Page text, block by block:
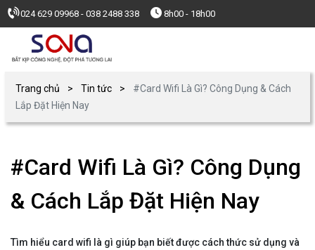
024 629 09968 - 038 2488 338 8h00 - 18h00
Trang chủ Tin tức
#Card Wifi Là Gì? Công Dụng & Cách
Lắp Đặt Hiện Nay
#Card Wifi Là Gì? Công Dụng
& Cách Lắp Đặt Hiện Nay
Tìm hiểu card wifi là gì giúp bạn biết được cách thức sử dụng và